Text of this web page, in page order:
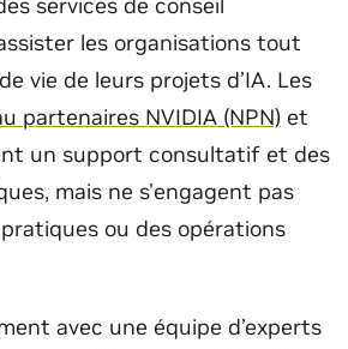
les organisations tout
vie de leurs projets d’IA. Les
partenaires NVIDIA (NPN) et
un support consultatif et des
mais ne s'engagent pas
ou des opérations
avec une équipe d’experts